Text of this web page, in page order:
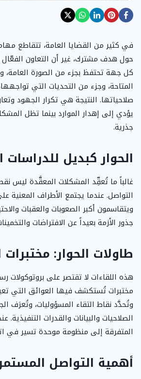
في كثير من القضايا العامة، تتقاطع
حول هدف مشترك، غير أن التعاون
كل جهة تحتفظ بجزء من الصورة العامة،
المتاحة، وجزء من التحديات التي
صلاحياتها. النتيجة هي تكرار الجهود
يؤدي إلى إهدار الموارد بينما تظل
جذرية.
الحوار كبديل للدراسات
غالباً ما تُعقِّد المشكلات المعقَّدة ليس
التواصل. عندما يجتمع الأطراف المعنية
ويتقاسمون أكبر الصعوبات والعقبات
جذور الأزمة بعيداً عن الافتراضات
طاولات الحوار: مختبرات
هذه اللقاءات لا تقتصر على بروتوكولات
مختبرات تُستكشف فيها العوائق التي
وتُحدَّد نقاط التقاء المسؤوليات، وتُعرَف
الصلاحيات والبيانات والقدرات
المتفرقة إلى منظومة موحدة تسير في
أهمية التواصل